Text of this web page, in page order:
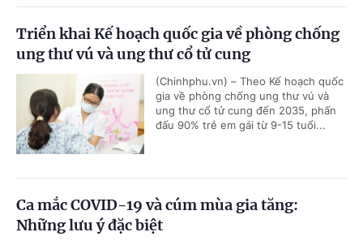
Triển khai Kế hoạch quốc gia về phòng chống
ung thư vú và ung thư cổ tử cung
(Chinhphu.vn) – Theo Kế hoạch quốc
gia về phòng chống ung thư vú và
ung thư cổ tử cung đến 2035, phấn
đấu 90% trẻ em gái từ 9-15 tuổi...
Ca mắc COVID-19 và cúm mùa gia tăng:
Những lưu ý đặc biệt